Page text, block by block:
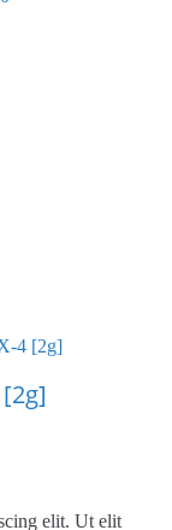
elit. Ut elit